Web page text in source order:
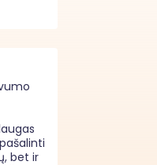
bet ir